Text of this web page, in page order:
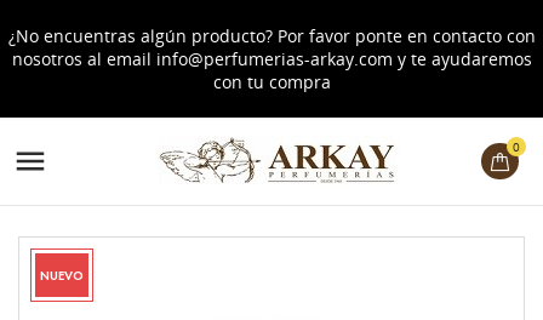
¿No encuentras algún producto? Por favor ponte en contacto con
nosotros al email info@perfumerias-arkay.com y te ayudaremos
con tu compra
 0
NUEVO